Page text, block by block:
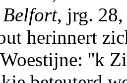
, jrg.
herinnert
''k